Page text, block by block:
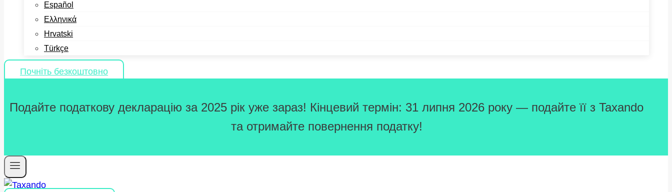
Español
Ελληνικά
Hrvatski
Türkçe
Почніть безкоштовно
Подайте податкову декларацію за 2025 рік уже зараз! Кінцевий термін: 31 липня 2026 року — подайте її з Taxando
та отримайте повернення податку!